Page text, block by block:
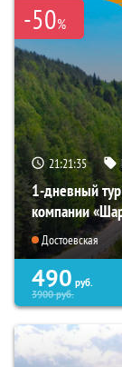
-50%
21:21:33
1-дневный
компании
Достоевская
490 руб.
3900руб.